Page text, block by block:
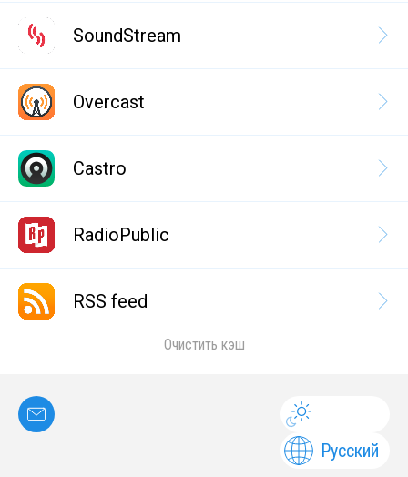
SoundStream
Overcast
Castro
RadioPublic
RSS feed
Очистить кэш
Русский